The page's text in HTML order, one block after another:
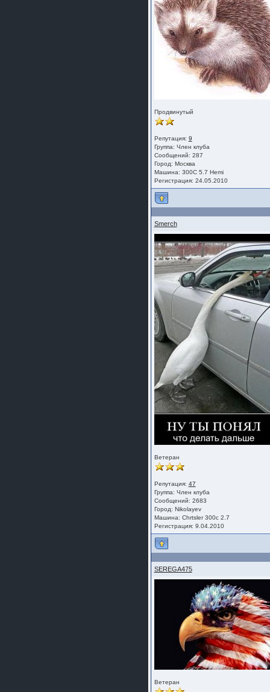
Продвинутый
Репутация: 9
Группа: Член клуба
Сообщений: 287
Город: Москва
Машина: 300C 5.7 Hemi
Регистрация: 24.05.2010
Smerch
Ветеран
Репутация: 47
Группа: Член клуба
Сообщений: 2683
Город: Nikolayev
Машина: Chrtsler 300c 2.7
Регистрация: 9.04.2010
SEREGA475
Ветеран